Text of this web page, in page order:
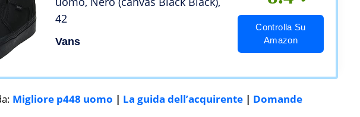
42
Vans
Controlla Su
Amazon
Migliore p448 uomo | La guida dell’acquirente | Domande